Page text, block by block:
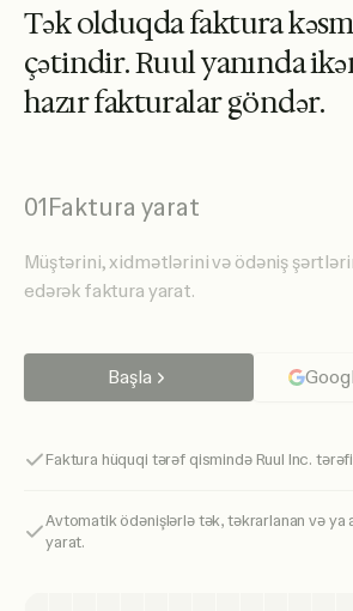
Təkolduqdafakturakəsm
çətindir.Ruulyanındaikə
hazırfakturalargöndər.
01Faktura yarat
Müştərini, xidmətlərini və ödəniş
edərək faktura yarat.
Başla
Faktura hüquqi tərəf qismində Ruul Inc.
Avtomatik ödənişlərlə tək, təkrarlanan və ya
yarat.